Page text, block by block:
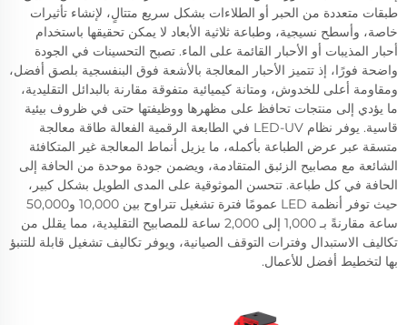
طبقات متعددة من الحبر أو الطلاءات بشكل سريع متتالٍ، لإنشاء تأثيرات
خاصة، وأسطح نسيجية، وطباعة ثلاثية الأبعاد لا يمكن تحقيقها باستخدام
أحبار المذيبات أو الأحبار القائمة على الماء. تصبح التحسينات في الجودة
واضحة فورًا، إذ تتميز الأحبار المعالجة بالأشعة فوق البنفسجية بلصق أفضل،
ومقاومة أعلى للخدوش، ومتانة كيميائية متفوقة مقارنة بالبدائل التقليدية،
ما يؤدي إلى منتجات تحافظ على مظهرها ووظيفتها حتى في ظروف بيئية
قاسية. يوفر نظام LED-UV في الطابعة الرقمية الفعالة طاقة معالجة
متسقة عبر عرض الطباعة بأكمله، ما يزيل أنماط المعالجة غير المتكافئة
الشائعة مع مصابيح الزئبق المتقادمة، ويضمن جودة موحدة من الحافة إلى
الحافة في كل طباعة. تتحسن الموثوقية على المدى الطويل بشكل كبير،
حيث توفر أنظمة LED عمومًا فترة تشغيل تتراوح بين 10,000 و50,000
ساعة مقارنةً بـ 1,000 إلى 2,000 ساعة للمصابيح التقليدية، مما يقلل من
تكاليف الاستبدال وفترات التوقف الصيانية، ويوفر تكاليف تشغيل قابلة للتنبؤ
بها لتخطيط أفضل للأعمال.